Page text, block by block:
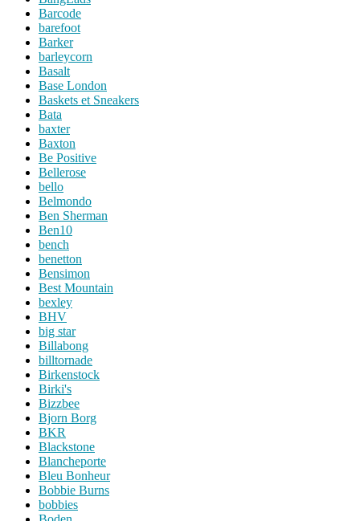
Barcode
barefoot
Barker
barleycorn
Basalt
Base London
Baskets et Sneakers
Bata
baxter
Baxton
Be Positive
Bellerose
bello
Belmondo
Ben Sherman
Ben10
bench
benetton
Bensimon
Best Mountain
bexley
BHV
big star
Billabong
billtornade
Birkenstock
Birki's
Bizzbee
Bjorn Borg
BKR
Blackstone
Blancheporte
Bleu Bonheur
Bobbie Burns
bobbies